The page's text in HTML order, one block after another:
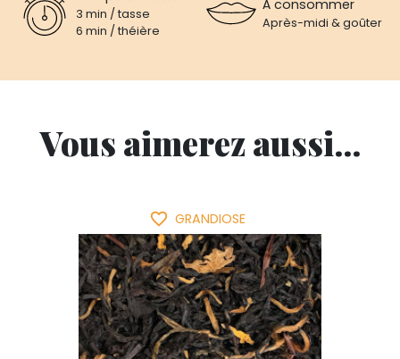
3 min / tasse
6 min / théière
À consommer
Après-midi & goûter
Vous aimerez aussi...
favorite_border GRANDIOSE